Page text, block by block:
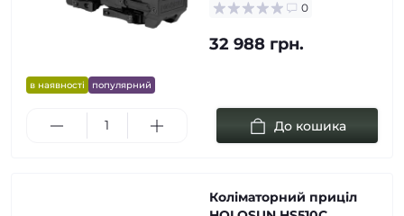
в наявності популярний
0
32 988 грн.
До кошика
Коліматорний приціл